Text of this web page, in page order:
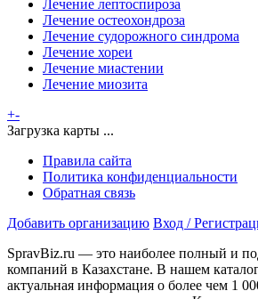
Лечение лептоспироза
Лечение остеохондроза
Лечение судорожного синдрома
Лечение хореи
Лечение миастении
Лечение миозита
+-
Загрузка карты ...
Правила сайта
Политика конфиденциальности
Обратная связь
Добавить организацию Вход /
SpravBiz.ru — это наиболее полный и
компаний в Казахстане. В нашем
актуальная информация о более чем 1